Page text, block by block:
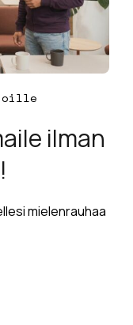
ilman
mielenrauhaa